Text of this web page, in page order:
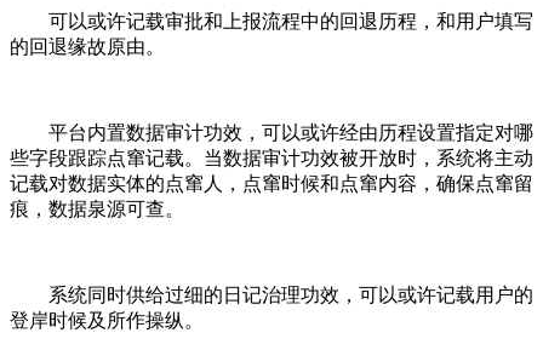
可以或许记载审批和上报流程中的回退历程，和用户填写
的回退缘故原由。
平台内置数据审计功效，可以或许经由历程设置指定对哪
些字段跟踪点窜记载。当数据审计功效被开放时，系统将主动
记载对数据实体的点窜人，点窜时候和点窜内容，确保点窜留
痕，数据泉源可查。
系统同时供给过细的日记治理功效，可以或许记载用户的
登岸时候及所作操纵。